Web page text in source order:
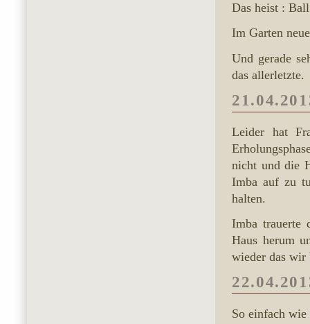
Das heist :
Im Garten
Und gerade
das allerletzte.
Leider hat
nicht und die
Imba auf zu
halten.
Imba trauerte
Haus herum
wieder das wir
So einfach